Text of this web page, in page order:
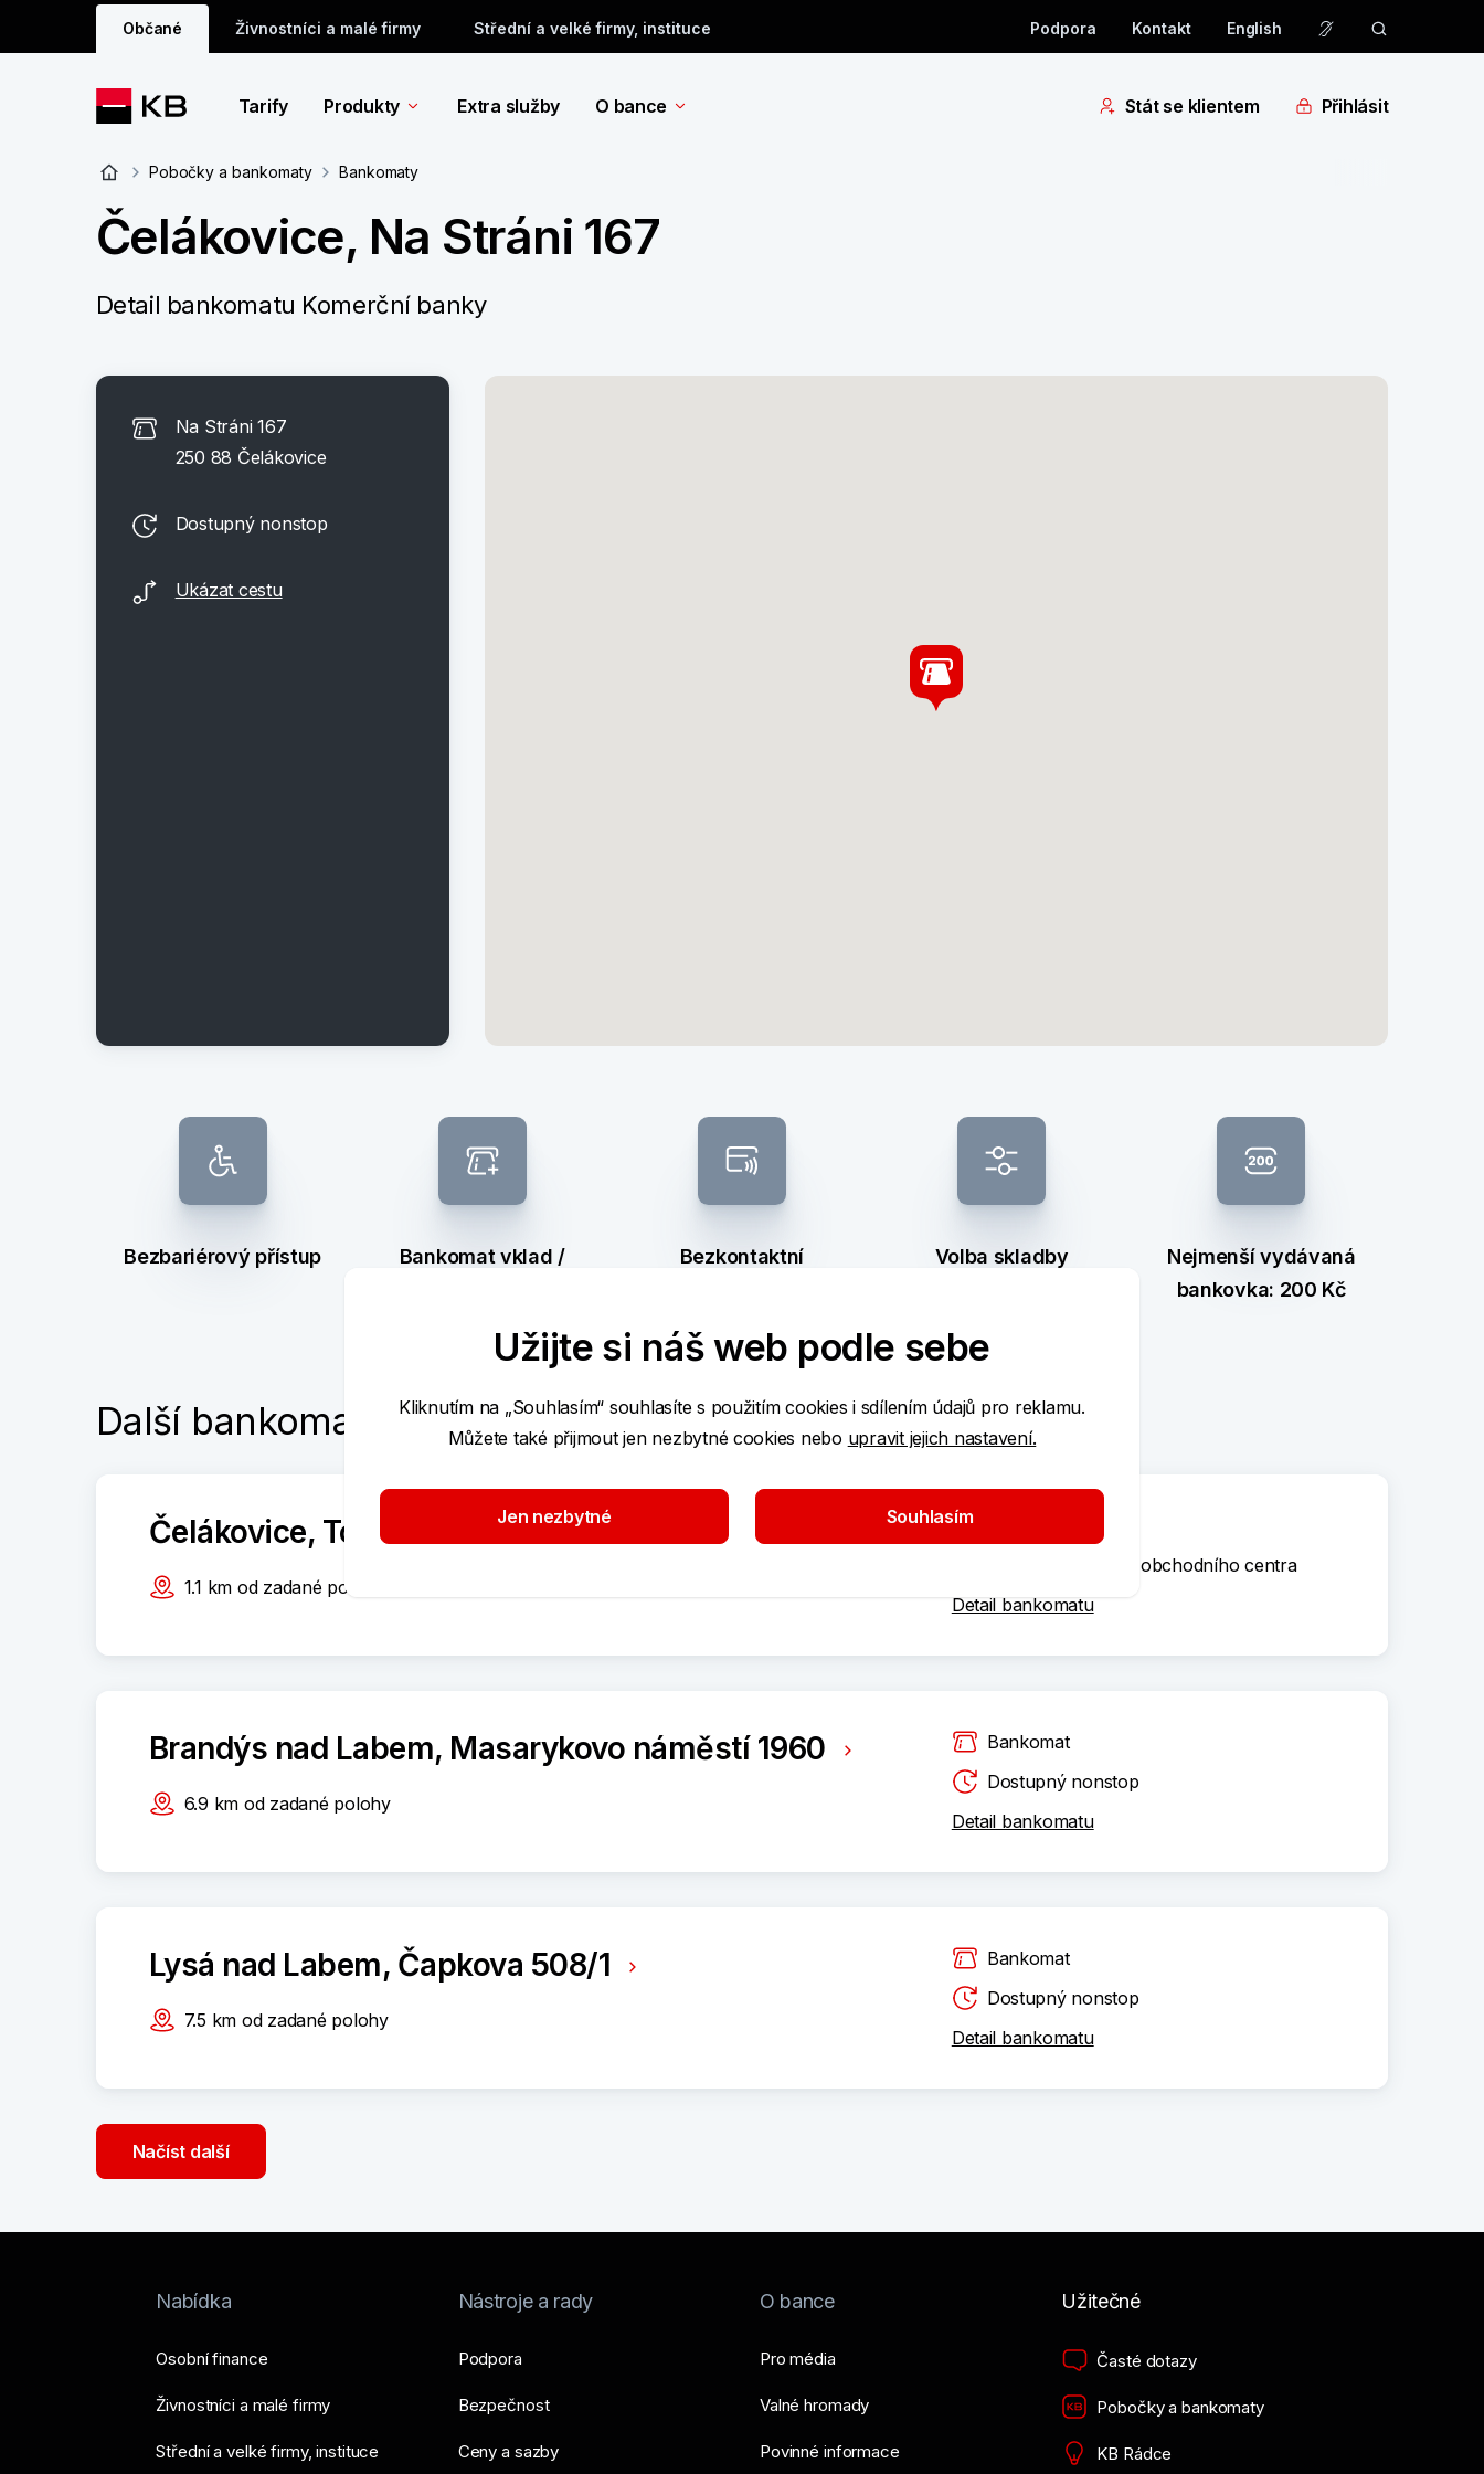
Občané Živnostníci a malé firmy Střední a velké firmy, instituce Podpora Kontakt English
Tarify Produkty Extra služby O bance Stát se klientem Přihlásit
Pobočky a bankomaty Bankomaty
Čelákovice, Na Stráni 167
Detail bankomatu Komerční banky
Na Stráni 167
250 88 Čelákovice
Dostupný nonstop
Ukázat cestu
Bezbariérový přístup
Bankomat vklad /
Bezkontaktní
Volba skladby
Nejmenší vydávaná
bankovka: 200 Kč
Další bankomaty poblíž
Čelákovice, Toušeňská 2044
1.1 km od zadané polohy
Dle otevírací doby obchodního centra
Detail bankomatu
Brandýs nad Labem, Masarykovo náměstí 1960
6.9 km od zadané polohy
Bankomat
Dostupný nonstop
Detail bankomatu
Lysá nad Labem, Čapkova 508/1
7.5 km od zadané polohy
Bankomat
Dostupný nonstop
Detail bankomatu
Načíst další
Nabídka
Osobní finance
Živnostníci a malé firmy
Střední a velké firmy, instituce
Nástroje a rady
Podpora
Bezpečnost
Ceny a sazby
O bance
Pro média
Valné hromady
Povinné informace
Užitečné
Časté dotazy
Pobočky a bankomaty
KB Rádce
Užijte si náš web podle sebe
Kliknutím na „Souhlasím“ souhlasíte s použitím cookies i sdílením údajů pro reklamu.
Můžete také přijmout jen nezbytné cookies nebo upravit jejich nastavení.
Jen nezbytné Souhlasím